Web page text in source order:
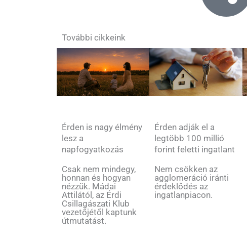
További cikkeink
Érden is nagy élmény
lesz a
napfogyatkozás
Csak nem mindegy,
honnan és hogyan
nézzük. Mádai
Attilától, az Érdi
Csillagászati Klub
vezetőjétől kaptunk
útmutatást.
Érden adják el a
legtöbb 100 millió
forint feletti ingatlant
Nem csökken az
agglomeráció iránti
érdeklődés az
ingatlanpiacon.